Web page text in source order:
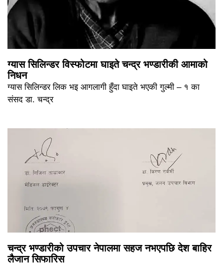
ग्यास सिलिन्डर विस्फोटमा घाइते चन्द्र भण्डारीकी आमाको
निधन
ग्यास सिलिन्डर लिक भइ आगलागी हुँदा घाइते भएकी गुल्मी – १ का
संसद डा. चन्द्र
चन्द्र भण्डारीको उपचार नेपालमा सहज नभएपछि देश बाहिर
लैजान सिफारिस